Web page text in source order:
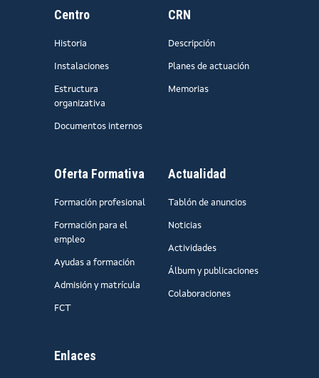
Centro
Historia
Instalaciones
Estructura
organizativa
Documentos internos
CRN
Descripción
Planes de actuación
Memorias
Oferta Formativa
Formación profesional
Formación para el
empleo
Ayudas a formación
Admisión y matrícula
FCT
Actualidad
Tablón de anuncios
Noticias
Actividades
Álbum y publicaciones
Colaboraciones
Enlaces